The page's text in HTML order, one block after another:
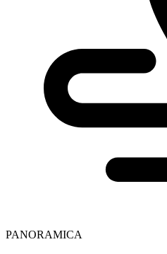
PANORAMICA